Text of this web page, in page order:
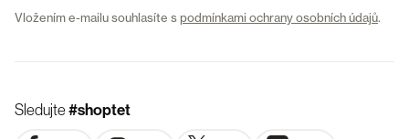
Vložením e-mailu souhlasíte spodmínkami ochrany osobních údajů.
Sledujte#shoptet